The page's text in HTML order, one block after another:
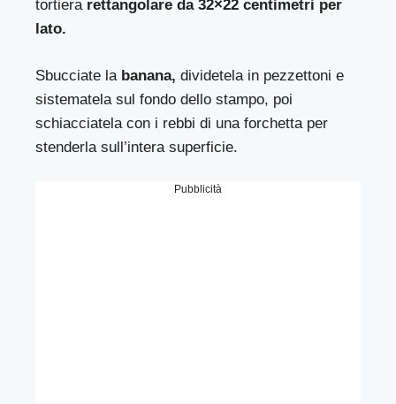
tortierarettangolare da 32×22 centimetri per
lato.
Sbucciate la banana, dividetela in pezzettoni e
sistematela sul fondo dello stampo, poi
schiacciatela con i rebbi di una forchetta per
stenderla sull’intera superficie.
Pubblicità